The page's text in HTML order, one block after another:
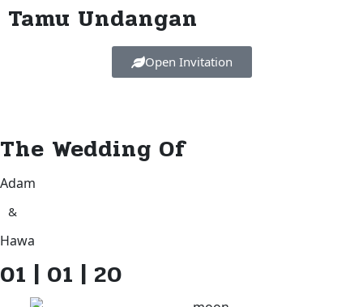
Tamu Undangan
Open Invitation
The Wedding Of
Adam
&
Hawa
01 | 01 | 20